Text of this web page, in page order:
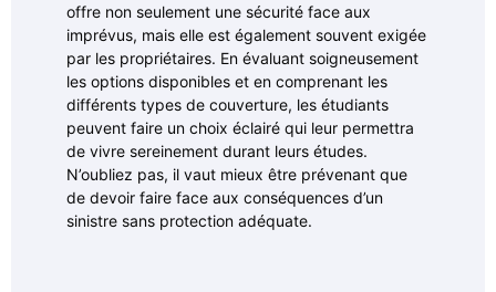
offre non seulement une sécurité face aux
imprévus, mais elle est également souvent exigée
par les propriétaires. En évaluant soigneusement
les options disponibles et en comprenant les
différents types de couverture, les étudiants
peuvent faire un choix éclairé qui leur permettra
de vivre sereinement durant leurs études.
N’oubliez pas, il vaut mieux être prévenant que
de devoir faire face aux conséquences d’un
sinistre sans protection adéquate.